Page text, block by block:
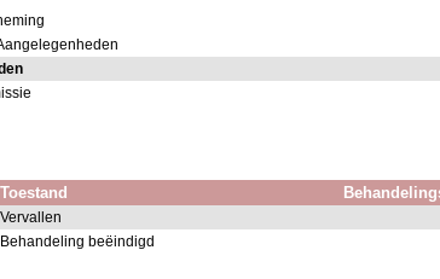
Toestand
Vervallen
Behandeling beëindigd